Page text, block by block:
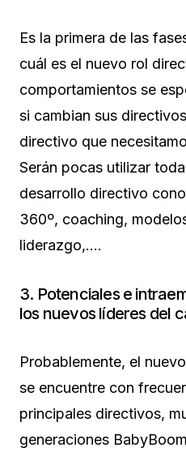
Es la primera de las
cuál es el nuevo rol
comportamientos se
si cambian sus
directivo que
Serán pocas utilizar
desarrollo directivo
360º, coaching,
liderazgo,….
3. Potenciales e
los nuevos líderes del
Probablemente, el
se encuentre con
principales directivos,
generaciones